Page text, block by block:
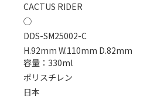
CACTUS RIDER
◯
DDS-SM25002-C
H.92mm W.110mm D.82mm
容量：330ml
ポリスチレン
日本